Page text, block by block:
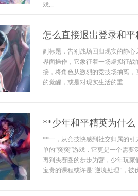
戏...
怎么直接退出登录和
副标题，告别战场回归现实的静
界面操作，它象征着一场虚拟征
接，将角色从激烈的竞技场抽离
的觉醒，或是对现实生活的重...
**少年和平精英为什
**一，从竞技快感到社交归属的
单的“突突”游戏，它更是一个需
再到决赛圈的步步为营，少年玩
宝贵的课程或许是“逆境处理”，被